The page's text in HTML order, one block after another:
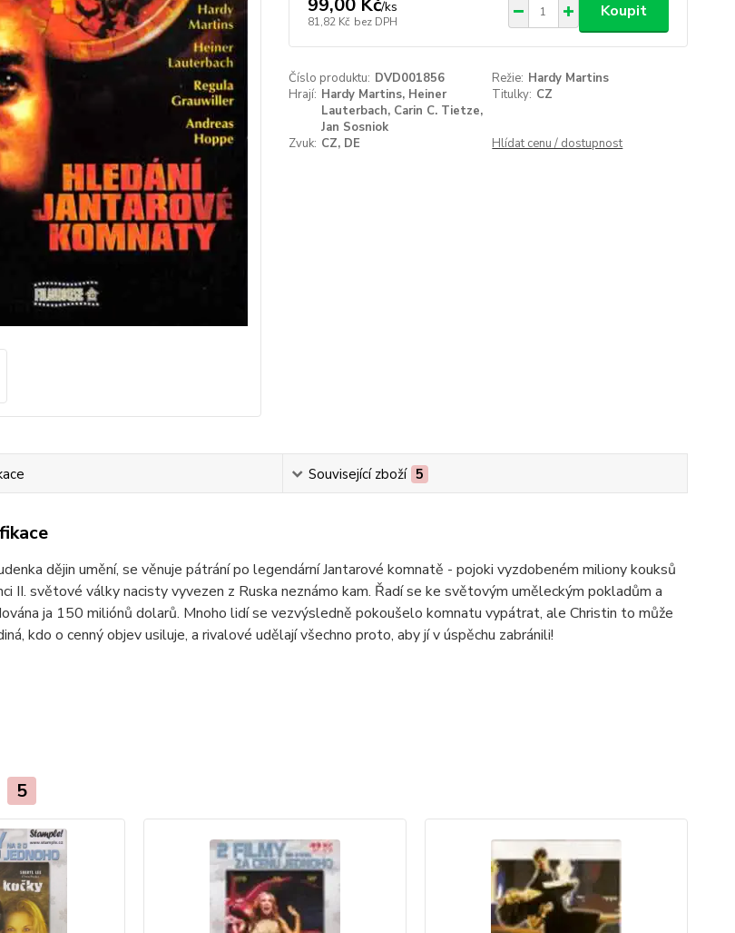
/ks
81,82 Kč bez DPH
Koupit
Číslo produktu: DVD001856 Režie: Hardy Martins
Hrají: Hardy Martins, Heiner
Lauterbach, Carin C. Tietze,
Jan Sosniok
Titulky: CZ
Zvuk: CZ, DE Hlídat cenu / dostupnost
Související zboží 5
dějin umění, se věnuje pátrání po legendární Jantarové komnatě - pojoki vyzdobeném miliony kouksů
II. světové války nacisty vyvezen z Ruska neznámo kam. Řadí se ke světovým uměleckým pokladům a
ja 150 miliónů dolarů. Mnoho lidí se vezvýsledně pokoušelo komnatu vypátrat, ale Christin to může
kdo o cenný objev usiluje, a rivalové udělají všechno proto, aby jí v úspěchu zabránili!
5